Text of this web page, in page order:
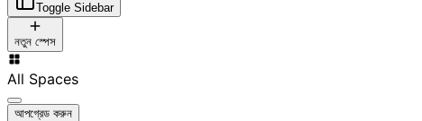
Toggle Sidebar
নতুন স্পেস
All Spaces
আপগ্রেড করুন